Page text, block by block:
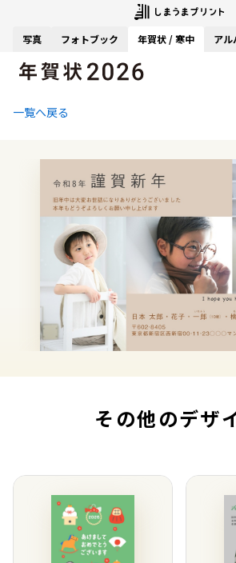
写真 フォトブック 年賀状 / 寒中 アル
一覧へ戻る
その他のデザ